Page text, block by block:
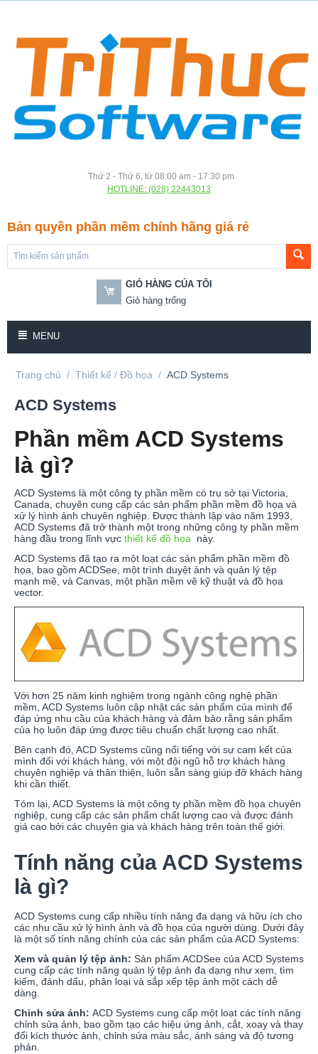
Thứ 2 - Thứ 6, từ 08:00 am - 17:30 pm
HOTLINE: (028) 22443013
Bản quyền phần mềm chính hãng giá rẻ
GIỎ HÀNG CỦA TÔI
Giỏ hàng trống
MENU
Trang chủ / Thiết kế / Đồ họa / ACD Systems
ACD Systems
Phần mềm ACD Systems
là gì?
ACD Systems là một công ty phần mềm có trụ sở tại Victoria,
Canada, chuyên cung cấp các sản phẩm phần mềm đồ họa và
xử lý hình ảnh chuyên nghiệp. Được thành lập vào năm 1993,
ACD Systems đã trở thành một trong những công ty phần mềm
hàng đầu trong lĩnh vực thiết kế đồ họa này.
ACD Systems đã tạo ra một loạt các sản phẩm phần mềm đồ
họa, bao gồm ACDSee, một trình duyệt ảnh và quản lý tệp
mạnh mẽ, và Canvas, một phần mềm vẽ kỹ thuật và đồ họa
vector.
Với hơn 25 năm kinh nghiệm trong ngành công nghệ phần
mềm, ACD Systems luôn cập nhật các sản phẩm của mình để
đáp ứng nhu cầu của khách hàng và đảm bảo rằng sản phẩm
của họ luôn đáp ứng được tiêu chuẩn chất lượng cao nhất.
Bên cạnh đó, ACD Systems cũng nổi tiếng với sự cam kết của
mình đối với khách hàng, với một đội ngũ hỗ trợ khách hàng
chuyên nghiệp và thân thiện, luôn sẵn sàng giúp đỡ khách hàng
khi cần thiết.
Tóm lại, ACD Systems là một công ty phần mềm đồ họa chuyên
nghiệp, cung cấp các sản phẩm chất lượng cao và được đánh
giá cao bởi các chuyên gia và khách hàng trên toàn thế giới.
Tính năng của ACD Systems
là gì?
ACD Systems cung cấp nhiều tính năng đa dạng và hữu ích cho
các nhu cầu xử lý hình ảnh và đồ họa của người dùng. Dưới đây
là một số tính năng chính của các sản phẩm của ACD Systems:
Xem và quản lý tệp ảnh: Sản phẩm ACDSee của ACD Systems
cung cấp các tính năng quản lý tệp ảnh đa dạng như xem, tìm
kiếm, đánh dấu, phân loại và sắp xếp tệp ảnh một cách dễ
dàng.
Chỉnh sửa ảnh: ACD Systems cung cấp một loạt các tính năng
chỉnh sửa ảnh, bao gồm tạo các hiệu ứng ảnh, cắt, xoay và thay
đổi kích thước ảnh, chỉnh sửa màu sắc, ánh sáng và độ tương
phản.